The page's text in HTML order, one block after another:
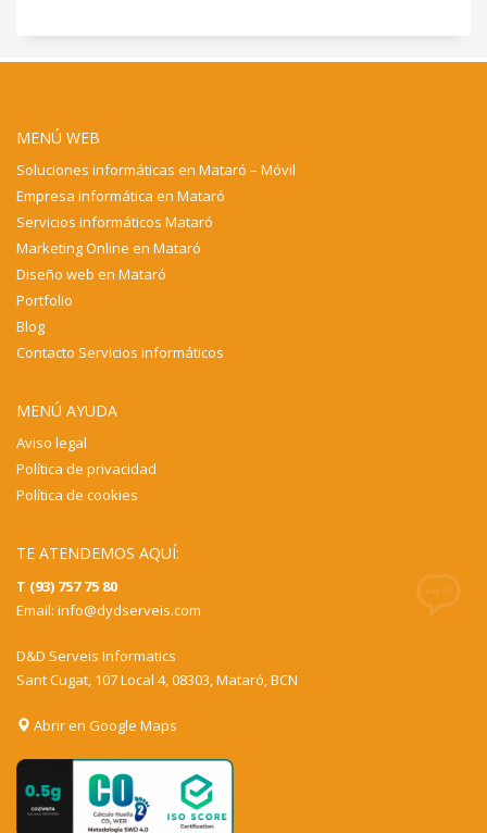
MENÚ WEB
Soluciones informáticas en Mataró – Móvil
Empresa informática en Mataró
Servicios informáticos Mataró
Marketing Online en Mataró
Diseño web en Mataró
Portfolio
Blog
Contacto Servicios informáticos
MENÚ AYUDA
Aviso legal
Política de privacidad
Política de cookies
TE ATENDEMOS AQUÍ:
T (93) 757 75 80
Email: info@dydserveis.com
D&D Serveis Informatics
Sant Cugat, 107 Local 4, 08303, Mataró, BCN
Abrir en Google Maps